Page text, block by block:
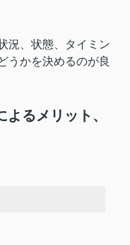
況、状態、タイミン
うかを決めるのが良
るメリット、